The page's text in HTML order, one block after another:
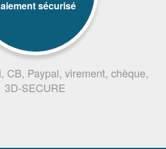
sécurisé
CB, Paypal, virement, chèque,
3D-SECURE